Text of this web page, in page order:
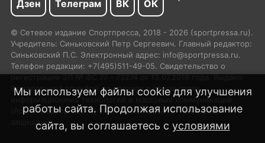
Мы используем файлы cookie для улучшения
работы сайта. Продолжая использование
сайта, вы соглашаетесь с условиями
Дзен Телеграм ВК ОК
© Сетевое издание Спортпресса, 2018 - 2026 (sportpressa.ru).
Учредитель: Синьковский Петр Сергеевич. Главный редактор:
Синьковский П.С. Электронный адрес: info@sportpressa.ru.
Телефон редакции: +7(495)511-49-05. Свидетельство о
регистрации ЭЛ № ФС 77 - 73274 от 13.07.2018 года. Выдано
Федеральной службой по надзору в сфере связи,
информационных технологий и массовых коммуникаций
(Роскомнадзор). 2002-2024 SportPressa.ru™ Все права
защищены.